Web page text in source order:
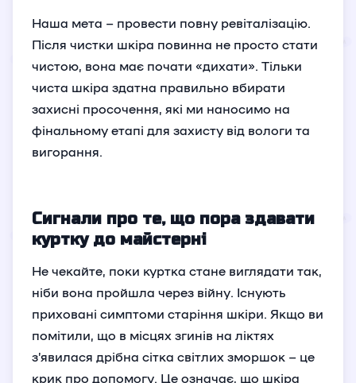
Наша мета – провести повну ревіталізацію.
Після чистки шкіра повинна не просто стати
чистою, вона має почати «дихати». Тільки
чиста шкіра здатна правильно вбирати
захисні просочення, які ми наносимо на
фінальному етапі для захисту від вологи та
вигорання.
Сигнали про те, що пора здавати
куртку до майстерні
Не чекайте, поки куртка стане виглядати так,
ніби вона пройшла через війну. Існують
приховані симптоми старіння шкіри. Якщо ви
помітили, що в місцях згинів на ліктях
з’явилася дрібна сітка світлих зморшок – це
крик про допомогу. Це означає, що шкіра